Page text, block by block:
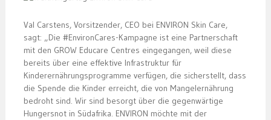
Val Carstens, Vorsitzender, CEO bei ENVIRON Skin Care,
sagt: „Die #EnvironCares-Kampagne ist eine Partnerschaft
mit den GROW Educare Centres eingegangen, weil diese
bereits über eine effektive Infrastruktur für
Kinderernährungsprogramme verfügen, die sicherstellt, dass
die Spende die Kinder erreicht, die von Mangelernährung
bedroht sind. Wir sind besorgt über die gegenwärtige
Hungersnot in Südafrika. ENVIRON möchte mit der